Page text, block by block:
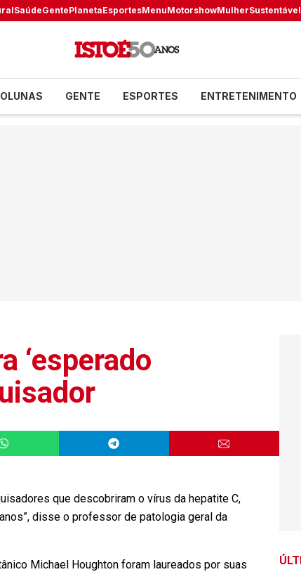
SaúdeGentePlanetaEsportesMenuMotorshowMulherSustentável
GENTE ESPORTES ENTRETENIMENTO
‘esperado
que descobriram o vírus da hepatite C,
disse o professor de patologia geral da
Michael Houghton foram laureados por suas